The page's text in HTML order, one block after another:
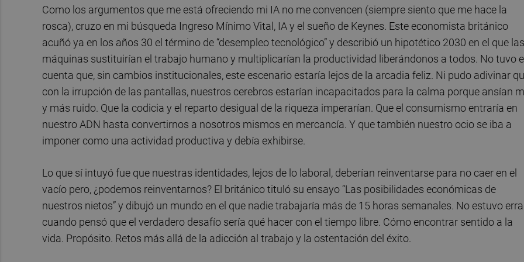
Como los argumentos que me está ofreciendo mi IA no me convencen (siempre siento que me hace la
rosca), cruzo en mi búsqueda Ingreso Mínimo Vital, IA y el sueño de Keynes. Este economista británico
acuñó ya en los años 30 el término de “desempleo tecnológico” y describió un hipotético 2030 en el que las
máquinas sustituirían el trabajo humano y multiplicarían la productividad liberándonos a todos. No tuvo
cuenta que, sin cambios institucionales, este escenario estaría lejos de la arcadia feliz. Ni pudo adivinar
con la irrupción de las pantallas, nuestros cerebros estarían incapacitados para la calma porque ansían
y más ruido. Que la codicia y el reparto desigual de la riqueza imperarían. Que el consumismo entraría en
nuestro ADN hasta convertirnos a nosotros mismos en mercancía. Y que también nuestro ocio se iba a
imponer como una actividad productiva y debía exhibirse.
Lo que sí intuyó fue que nuestras identidades, lejos de lo laboral, deberían reinventarse para no caer en el
vacío pero, ¿podemos reinventarnos? El británico tituló su ensayo “Las posibilidades económicas de
nuestros nietos” y dibujó un mundo en el que nadie trabajaría más de 15 horas semanales. No estuvo
cuando pensó que el verdadero desafío sería qué hacer con el tiempo libre. Cómo encontrar sentido a la
vida. Propósito. Retos más allá de la adicción al trabajo y la ostentación del éxito.